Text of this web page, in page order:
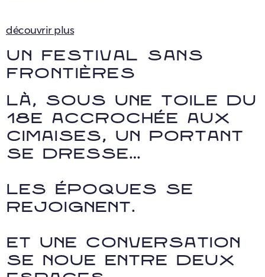
découvrir plus
Un festival sans
frontières
Là, sous une toile du
18e accrochée aux
cimaises, un portant
se dresse…
Les époques se
rejoignent.
Et une conversation
se noue entre deux